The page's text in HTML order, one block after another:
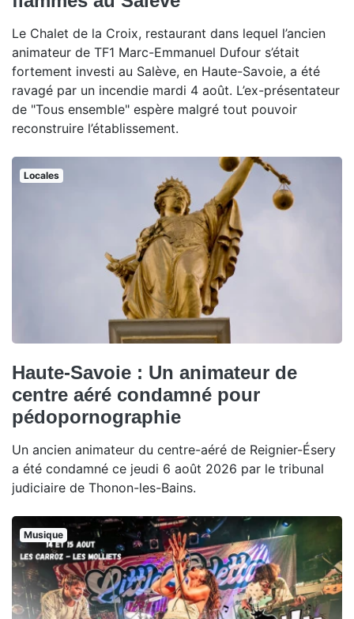
Le Chalet de la Croix, restaurant dans lequel l’ancien
animateur de TF1 Marc-Emmanuel Dufour s’était
fortement investi au Salève, en Haute-Savoie, a été
ravagé par un incendie mardi 4 août. L’ex-présentateur
de "Tous ensemble" espère malgré tout pouvoir
reconstruire l’établissement.
Locales
Haute-Savoie : Un animateur de
centre aéré condamné pour
pédopornographie
Un ancien animateur du centre-aéré de Reignier-Ésery
a été condamné ce jeudi 6 août 2026 par le tribunal
judiciaire de Thonon-les-Bains.
Musique